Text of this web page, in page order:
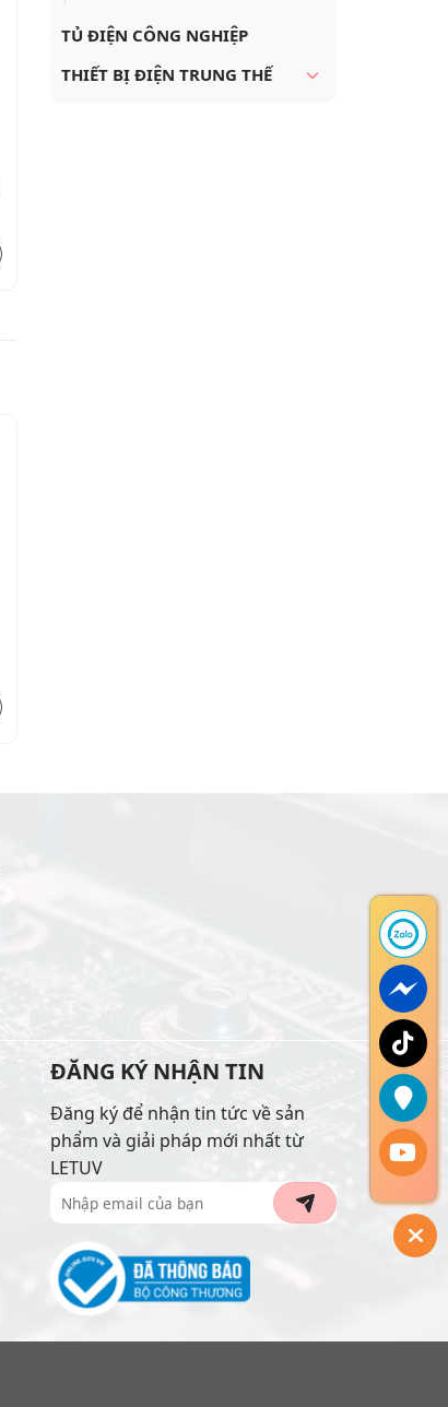
TỦ ĐIỆN CÔNG NGHIỆP
THIẾT BỊ ĐIỆN TRUNG THẾ
ĐĂNG KÝ NHẬN TIN
Đăng ký để nhận tin tức về sản
phẩm và giải pháp mới nhất từ
LETUV